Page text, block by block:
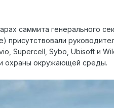
саммита генерального
присутствовали
Supercell, Sybo, Ubisoft и
охраны окружающей среды.